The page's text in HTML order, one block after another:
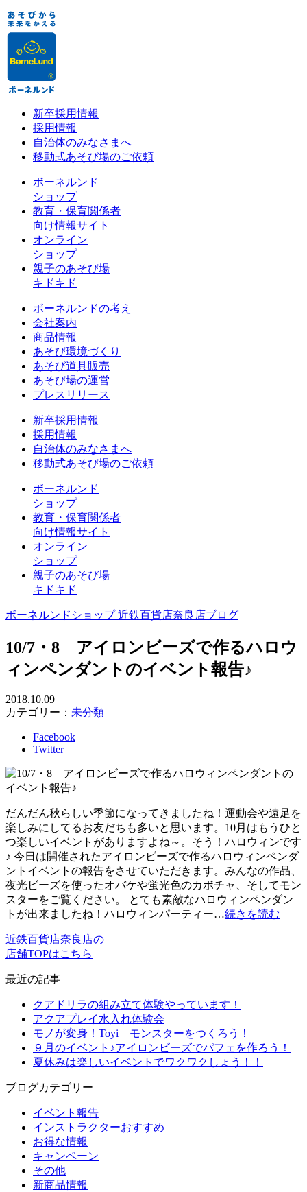
新卒採用情報
採用情報
自治体のみなさまへ
移動式あそび場のご依頼
ボーネルンド
ショップ
教育・保育関係者
向け情報サイト
オンライン
ショップ
親子のあそび場
キドキド
ボーネルンドの考え
会社案内
商品情報
あそび環境づくり
あそび道具販売
あそび場の運営
プレスリリース
新卒採用情報
採用情報
自治体のみなさまへ
移動式あそび場のご依頼
ボーネルンド
ショップ
教育・保育関係者
向け情報サイト
オンライン
ショップ
親子のあそび場
キドキド
ボーネルンドショップ 近鉄百貨店奈良店ブログ
10/7・8 アイロンビーズで作るハロウ
ィンペンダントのイベント報告♪
2018.10.09
カテゴリー： 未分類
Facebook
Twitter
だんだん秋らしい季節になってきましたね！運動会や遠足を
楽しみにしてるお友だちも多いと思います。10月はもうひと
つ楽しいイベントがありますよね～。そう！ハロウィンです
♪ 今日は開催されたアイロンビーズで作るハロウィンペンダ
ントイベントの報告をさせていただきます。みんなの作品、
夜光ビーズを使ったオバケや蛍光色のカボチャ、そしてモン
スターをご覧ください。 とても素敵なハロウィンペンダン
トが出来ましたね！ハロウィンパーティー…続きを読む
近鉄百貨店奈良店の
店舗TOPはこちら
最近の記事
クアドリラの組み立て体験やっています！
アクアプレイ水入れ体験会
モノが変身！Toyi モンスターをつくろう！
９月のイベント♪アイロンビーズでパフェを作ろう！
夏休みは楽しいイベントでワクワクしょう！！
ブログカテゴリー
イベント報告
インストラクターおすすめ
お得な情報
キャンペーン
その他
新商品情報